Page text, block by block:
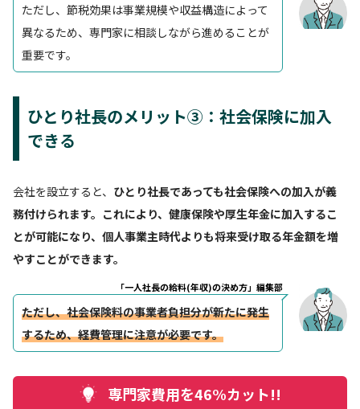
ただし、節税効果は事業規模や収益構造によって
異なるため、専門家に相談しながら進めることが
重要です。
ひとり社長のメリット③：社会保険に加入
できる
会社を設立すると、 ひとり社長であっても社会保険への加入が義
務付けられます。これにより、健康保険や厚生年金に加入するこ
とが可能になり、個人事業主時代よりも将来受け取る年金額を増
やすことができます。
「一人社長の給料(年収)の決め方」編集部
ただし、社会保険料の事業者負担分が新たに発生
するため、経費管理に注意が必要です。
専門家費用を46%カット!!